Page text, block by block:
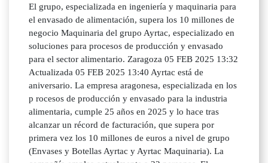
El grupo, especializada en ingeniería y maquinaria para
el envasado de alimentación, supera los 10 millones de
negocio Maquinaria del grupo Ayrtac, especializado en
soluciones para procesos de producción y envasado
para el sector alimentario. Zaragoza 05 FEB 2025 13:32
Actualizada 05 FEB 2025 13:40 Ayrtac está de
aniversario. La empresa aragonesa, especializada en los
p rocesos de producción y envasado para la industria
alimentaria, cumple 25 años en 2025 y lo hace tras
alcanzar un récord de facturación, que supera por
primera vez los 10 millones de euros a nivel de grupo
(Envases y Botellas Ayrtac y Ayrtac Maquinaria). La